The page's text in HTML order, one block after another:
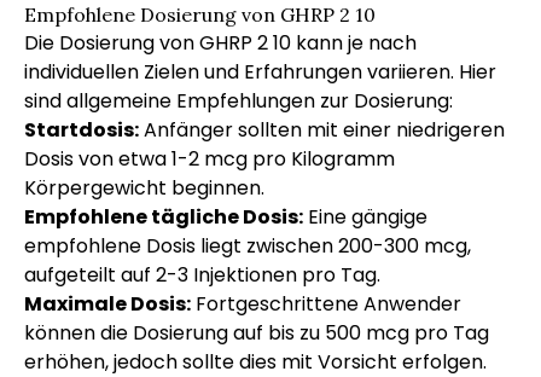
Empfohlene Dosierung von GHRP 2 10
Die Dosierung von GHRP 2 10 kann je nach
individuellen Zielen und Erfahrungen variieren. Hier
sind allgemeine Empfehlungen zur Dosierung:
Startdosis:Anfänger sollten mit einer niedrigeren
Dosis von etwa 1-2 mcg pro Kilogramm
Körpergewicht beginnen.
Empfohlene tägliche Dosis: Eine gängige
empfohlene Dosis liegt zwischen 200-300 mcg,
aufgeteilt auf 2-3 Injektionen pro Tag.
Maximale Dosis: Fortgeschrittene Anwender
können die Dosierung auf bis zu 500 mcg pro Tag
erhöhen, jedoch sollte dies mit Vorsicht erfolgen.